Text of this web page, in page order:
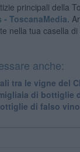
principali della
- ToscanaMedia.
nella tua casella di
anche:
tra le vigne del
di bottiglie
di falso